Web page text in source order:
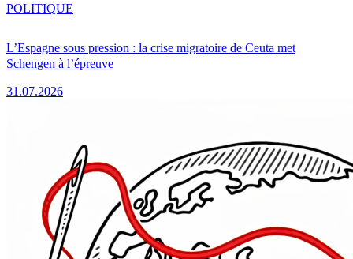
L’Espagne sous pression : la crise migratoire de Ceuta met
Schengen à l’épreuve
31.07.2026
POLITIQUE